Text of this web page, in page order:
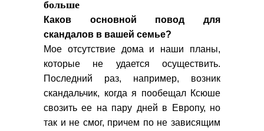
больше
Каков основной повод для
скандалов в вашей семье?
Мое отсутствие дома и наши планы,
которые не удается осуществить.
Последний раз, например, возник
скандальчик, когда я пообещал Ксюше
свозить ее на пару дней в Европу, но
так и не смог, причем по не зависящим